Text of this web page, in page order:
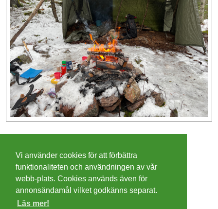
Cookies
Integritetspolicy
Villkor
Vi använder cookies för att förbättra
funktionaliteten och användningen av vår
webb-plats. Cookies används även för
annonsändamål vilket godkänns separat.
Läs mer!